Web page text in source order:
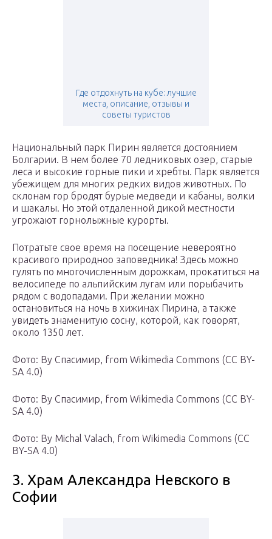
Где отдохнуть на кубе: лучшие
места, описание, отзывы и
советы туристов
Национальный парк Пирин является достоянием
Болгарии. В нем более 70 ледниковых озер, старые
леса и высокие горные пики и хребты. Парк является
убежищем для многих редких видов животных. По
склонам гор бродят бурые медведи и кабаны, волки
и шакалы. Но этой отдаленной дикой местности
угрожают горнолыжные курорты.
Потратьте свое время на посещение невероятно
красивого природноо заповедника! Здесь можно
гулять по многочисленным дорожкам, прокатиться на
велосипеде по альпийским лугам или порыбачить
рядом с водопадами. При желании можно
остановиться на ночь в хижинах Пирина, а также
увидеть знаменитую сосну, которой, как говорят,
около 1350 лет.
Фото: By Спасимир, from Wikimedia Commons (CC BY-
SA 4.0)
Фото: By Спасимир, from Wikimedia Commons (CC BY-
SA 4.0)
Фото: By Michal Valach, from Wikimedia Commons (CC
BY-SA 4.0)
3. Храм Александра Невского в
Софии